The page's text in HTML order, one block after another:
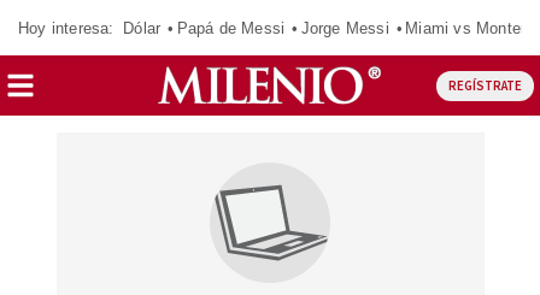
Hoy interesa: Dólar Papá de Messi Jorge Messi Miami vs
REGÍSTRATE